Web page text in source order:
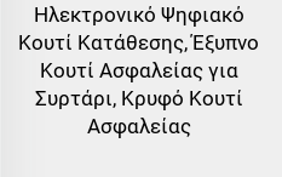
Ηλεκτρονικό Ψηφιακό
Κουτί Κατάθεσης, Έξυπνο
Κουτί Ασφαλείας για
Συρτάρι, Κρυφό Κουτί
Ασφαλείας